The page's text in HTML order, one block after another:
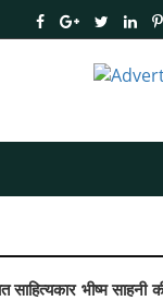
साहित्यकार भीष्म साहनी